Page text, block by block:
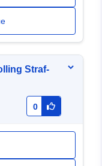
Straf-
0